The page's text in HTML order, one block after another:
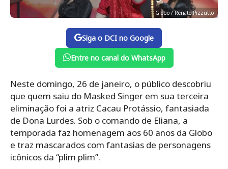
Globo / Renato Pizzutto
Siga o DCI no Google
Entre no canal do WhatsApp
Neste domingo, 26 de janeiro, o público descobriu
que quem saiu do Masked Singer em sua terceira
eliminação foi a atriz Cacau Protássio, fantasiada
de Dona Lurdes. Sob o comando de Eliana, a
temporada faz homenagem aos 60 anos da Globo
e traz mascarados com fantasias de personagens
icônicos da “plim plim”.